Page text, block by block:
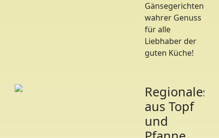
Gänsegerichten! Ein
wahrer Genuss
für alle
Liebhaber der
guten Küche!
Regionales
aus Topf
und